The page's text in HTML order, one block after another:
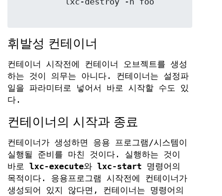
휘발성 컨테이너
컨테이너 시작전에 컨테이너 오브젝트를 생성
하는 것이 의무는 아니다. 컨테이너는 설정파
일을 파라미터로 넣어서 바로 시작할 수도 있
다.
컨테이너의 시작과 종료
컨테이너가 생성하면 응용 프로그램/시스템이
실행될 준비를 마친 것이다. 실행하는 것이
바로 lxc-execute와 lxc-start 명령어의
목적이다. 응용프로그램 시작전에 컨테이너가
생성되어 있지 않다면, 컨테이너는 명령어의